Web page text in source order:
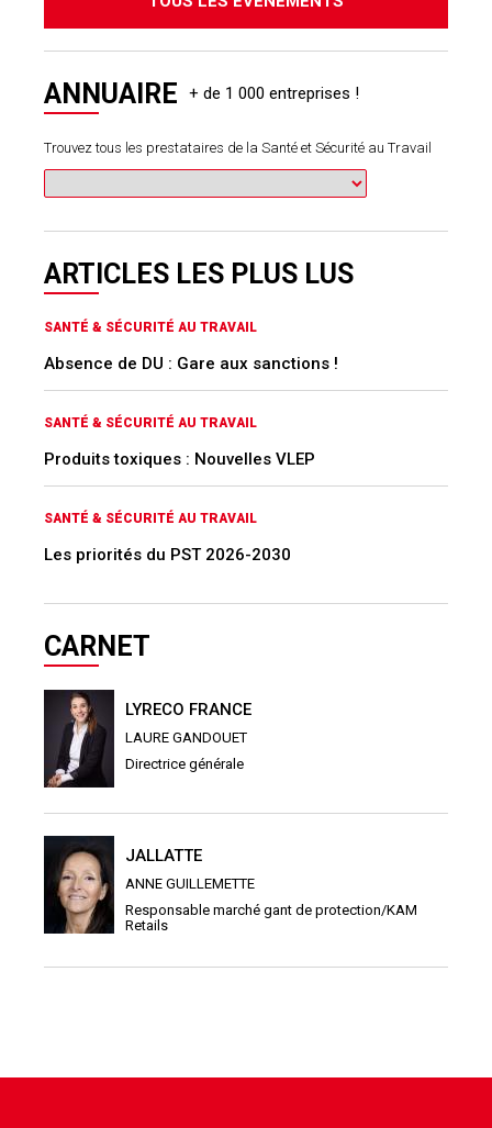
ANNUAIRE
Trouvez tous les prestataires de la Santé et Sécurité au Travail
ARTICLES LES PLUS LUS
SANTÉ & SÉCURITÉ AU TRAVAIL
Absence de DU : Gare aux sanctions !
SANTÉ & SÉCURITÉ AU TRAVAIL
Produits toxiques : Nouvelles VLEP
SANTÉ & SÉCURITÉ AU TRAVAIL
Les priorités du PST 2026-2030
CARNET
LYRECO FRANCE
LAURE GANDOUET
Directrice générale
JALLATTE
ANNE GUILLEMETTE
Responsable marché gant de protection/KAM
Retails